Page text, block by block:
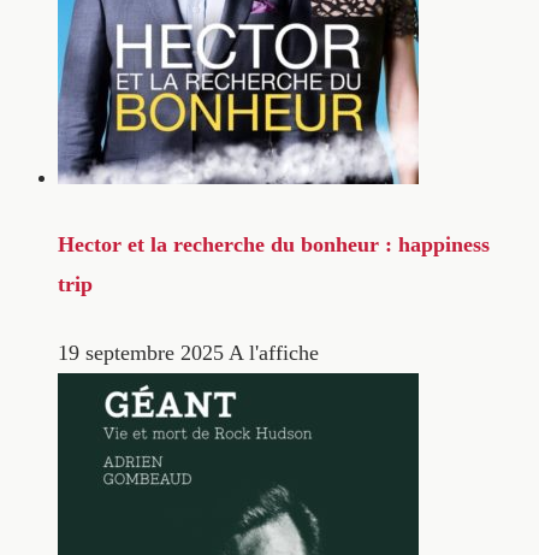
Hector et la recherche du bonheur : happiness
trip
19 septembre 2025 A l'affiche